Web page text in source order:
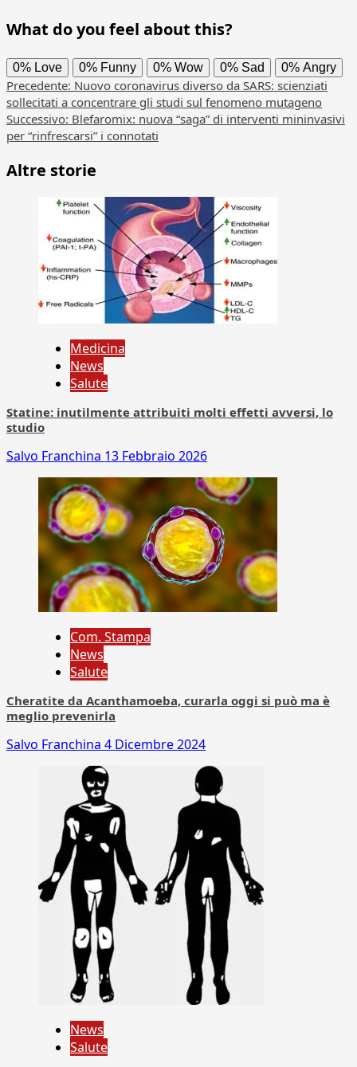
What do you feel about this?
0% Love 0% Funny 0% Wow 0% Sad 0% Angry
Navigazione
articolo
Precedente: Nuovo coronavirus diverso da SARS: scienziati
sollecitati a concentrare gli studi sul fenomeno mutageno
Successivo: Blefaromix: nuova “saga” di interventi mininvasivi
per “rinfrescarsi” i connotati
Altre storie
Medicina
News
Salute
Statine: inutilmente attribuiti molti effetti avversi, lo
studio
Salvo Franchina 13 Febbraio 2026
Com. Stampa
News
Salute
Cheratite da Acanthamoeba, curarla oggi si può ma è
meglio prevenirla
Salvo Franchina 4 Dicembre 2024
News
Salute